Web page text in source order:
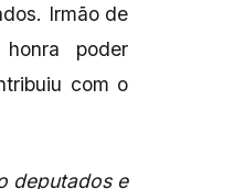
Irmão de
poder
com o
deputados e